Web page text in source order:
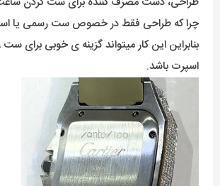
چرا که طراحی فقط در خصوص ست رسمی یا
بنابراین این کار میتواند گزینه ی خوبی برای
اسپرت باشد.